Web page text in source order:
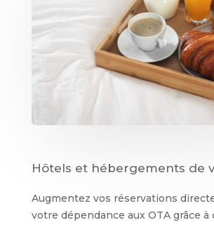
Hôtels et hébergements de
Augmentez vos réservations
votre dépendance aux OTA grâce à